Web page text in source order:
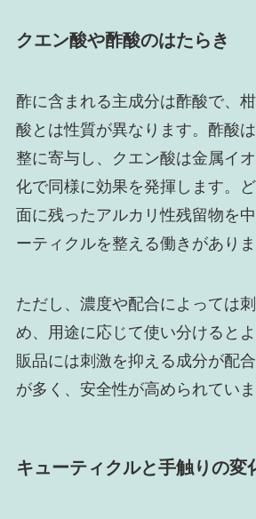
クエン酸や酢酸のはたらき
酢に含まれる主成分は酢酸で、
酸とは性質が異なります。酢酸
整に寄与し、クエン酸は金属イ
化で同様に効果を発揮します。
面に残ったアルカリ性残留物を
ーティクルを整える働きがありま
ただし、濃度や配合によっては
め、用途に応じて使い分けると
販品には刺激を抑える成分が配
が多く、安全性が高められていま
キューティクルと手触りの変